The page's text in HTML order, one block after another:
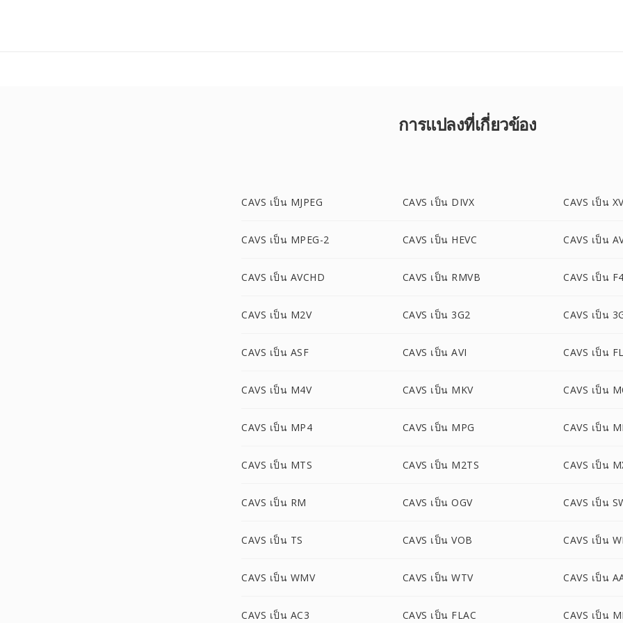
การแปลงที่เกี่ยวข้อง
CAVS เป็น MJPEG CAVS เป็น DIVX CAVS เป็น
CAVS เป็น MPEG-2 CAVS เป็น HEVC CAVS เป็น
CAVS เป็น AVCHD CAVS เป็น RMVB CAVS เป็น
CAVS เป็น M2V CAVS เป็น 3G2 CAVS เป็น
CAVS เป็น ASF CAVS เป็น AVI CAVS เป็น
CAVS เป็น M4V CAVS เป็น MKV CAVS เป็น
CAVS เป็น MP4 CAVS เป็น MPG CAVS เป็น
CAVS เป็น MTS CAVS เป็น M2TS CAVS เป็น
CAVS เป็น RM CAVS เป็น OGV CAVS เป็น
CAVS เป็น TS CAVS เป็น VOB CAVS เป็น
CAVS เป็น WMV CAVS เป็น WTV CAVS เป็น
CAVS เป็น AC3 CAVS เป็น FLAC CAVS เป็น